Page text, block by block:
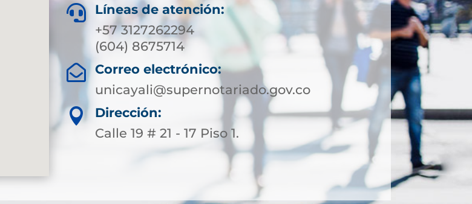

Líneas de atención:
+57 3127262294
(604) 8675714

Correo electrónico:
unicayali@supernotariado.gov.co

Dirección:
Calle 19 # 21 - 17 Piso 1.